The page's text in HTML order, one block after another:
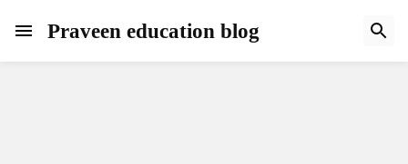
Praveen education blog